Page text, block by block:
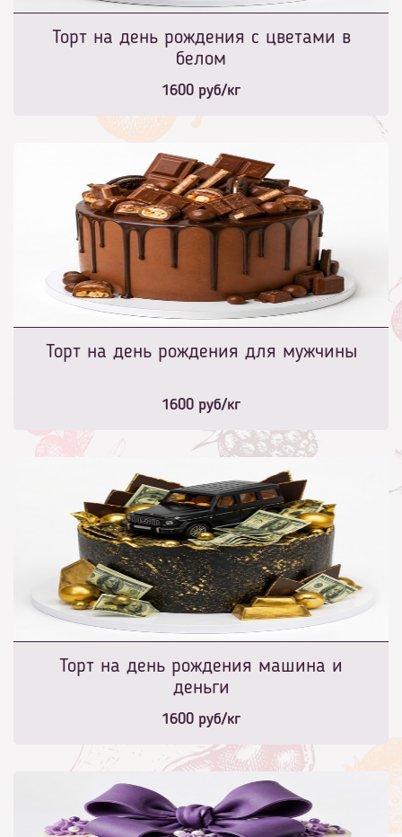
Торт на день рождения с цветами в
белом
1600 руб/кг
Торт на день рождения для мужчины
1600 руб/кг
Торт на день рождения машина и
деньги
1600 руб/кг